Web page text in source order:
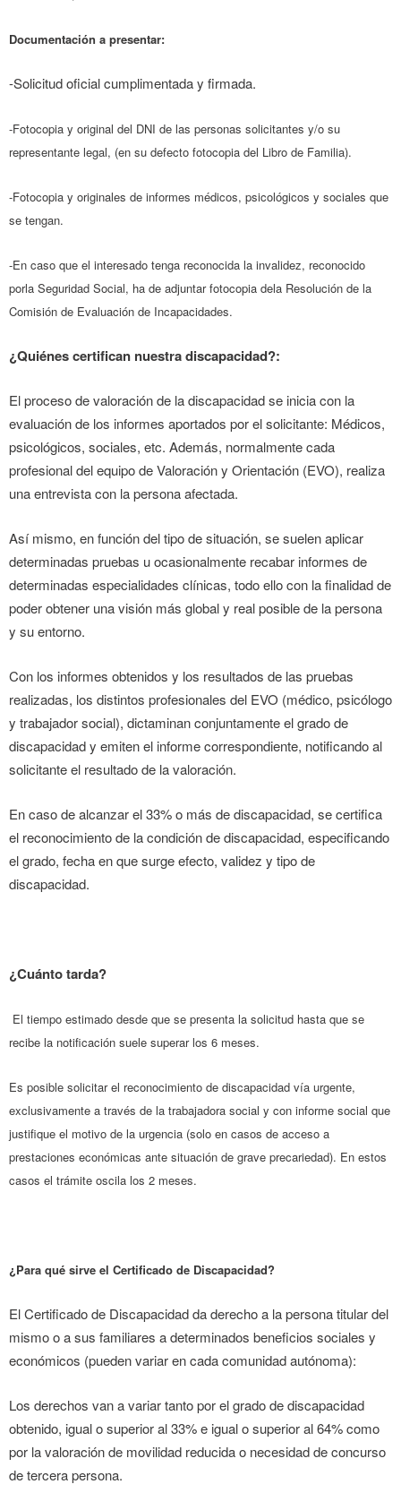
Documentación a presentar:
-Solicitud oficial cumplimentada y firmada.
-Fotocopia y original del DNI de las personas solicitantes y/o su
representante legal, (en su defecto fotocopia del Libro de Familia).
-Fotocopia y originales de informes médicos, psicológicos y sociales que
se tengan.
-En caso que el interesado tenga reconocida la invalidez, reconocido
porla Seguridad Social, ha de adjuntar fotocopia dela Resolución de la
Comisión de Evaluación de Incapacidades.
¿Quiénes certifican nuestra discapacidad?:
El proceso de valoración de la discapacidad se inicia con la
evaluación de los informes aportados por el solicitante: Médicos,
psicológicos, sociales, etc. Además, normalmente cada
profesional del equipo de Valoración y Orientación (EVO), realiza
una entrevista con la persona afectada.
Así mismo, en función del tipo de situación, se suelen aplicar
determinadas pruebas u ocasionalmente recabar informes de
determinadas especialidades clínicas, todo ello con la finalidad de
poder obtener una visión más global y real posible de la persona
y su entorno.
Con los informes obtenidos y los resultados de las pruebas
realizadas, los distintos profesionales del EVO (médico, psicólogo
y trabajador social), dictaminan conjuntamente el grado de
discapacidad y emiten el informe correspondiente, notificando al
solicitante el resultado de la valoración.
En caso de alcanzar el 33% o más de discapacidad, se certifica
el reconocimiento de la condición de discapacidad, especificando
el grado, fecha en que surge efecto, validez y tipo de
discapacidad.
¿Cuánto tarda?
El tiempo estimado desde que se presenta la solicitud hasta que se
recibe la notificación suele superar los 6 meses.
Es posible solicitar el reconocimiento de discapacidad vía urgente,
exclusivamente a través de la trabajadora social y con informe social que
justifique el motivo de la urgencia (solo en casos de acceso a
prestaciones económicas ante situación de grave precariedad). En estos
casos el trámite oscila los 2 meses.
¿Para qué sirve el Certificado de Discapacidad?
El Certificado de Discapacidad da derecho a la persona titular del
mismo o a sus familiares a determinados beneficios sociales y
económicos (pueden variar en cada comunidad autónoma):
Los derechos van a variar tanto por el grado de discapacidad
obtenido, igual o superior al 33% e igual o superior al 64% como
por la valoración de movilidad reducida o necesidad de concurso
de tercera persona.